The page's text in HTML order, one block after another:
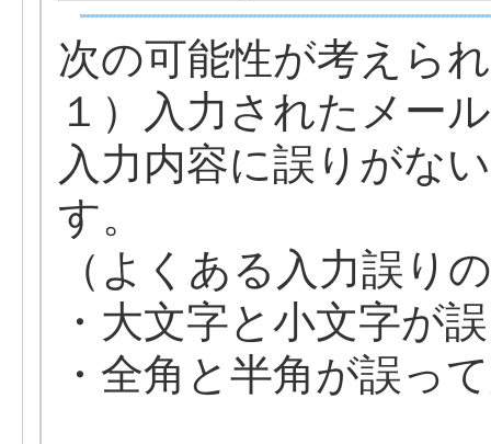
次の可能性が考えら
１）入力されたメー
入力内容に誤りがな
す。
（よくある入力誤り
・大文字と小文字が
・全角と半角が誤っ